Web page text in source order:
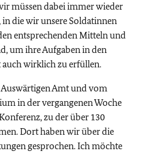
müssen dabei immer wieder
die wir unsere Soldatinnen
entsprechenden Mitteln und
um ihre Aufgaben in den
wirklich zu erfüllen.
Amt und vom
in der vergangenen Woche
zu der über 130
Dort haben wir über die
gesprochen. Ich möchte